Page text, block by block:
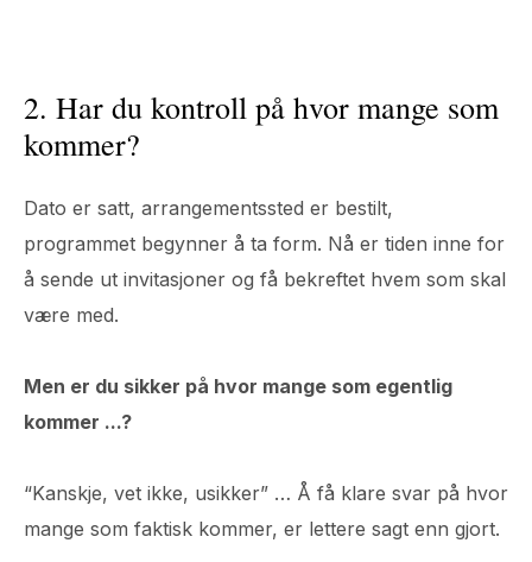
2. Har du kontroll på hvor mange som
kommer?
Dato er satt, arrangementssted er bestilt,
programmet begynner å ta form. Nå er tiden inne for
å sende ut invitasjoner og få bekreftet hvem som skal
være med.
Men er du sikker på hvor mange som egentlig
kommer ...?
“Kanskje, vet ikke, usikker” … Å få klare svar på hvor
mange som faktisk kommer, er lettere sagt enn gjort.